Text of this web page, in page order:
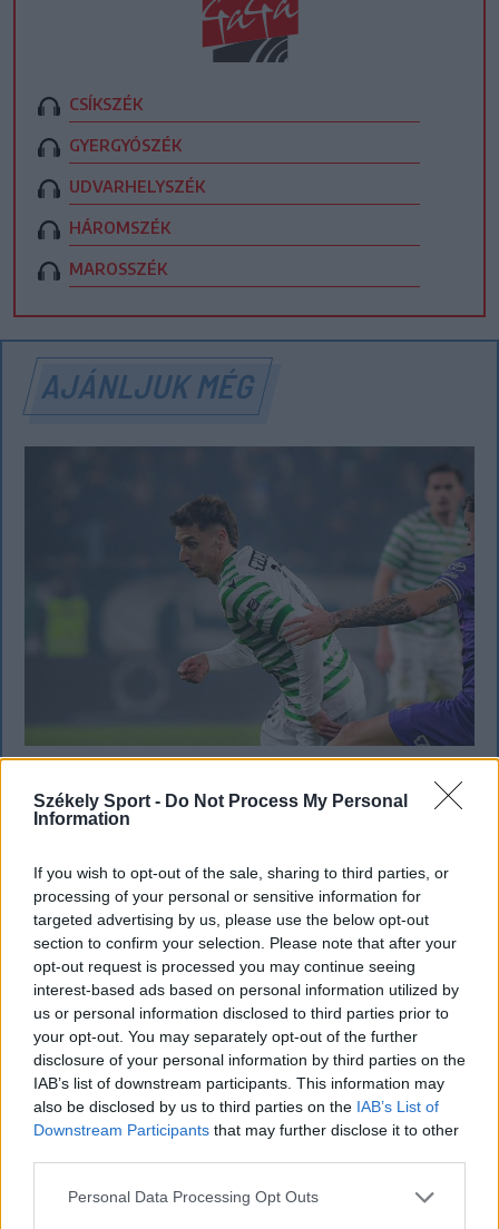
Székely Sport - Do Not Process My Personal
Information
If you wish to opt-out of the sale, sharing to third parties, or
processing of your personal or sensitive information for
targeted advertising by us, please use the below opt-out
section to confirm your selection. Please note that after your
opt-out request is processed you may continue seeing
interest-based ads based on personal information utilized by
us or personal information disclosed to third parties prior to
your opt-out. You may separately opt-out of the further
disclosure of your personal information by third parties on the
IAB’s list of downstream participants. This information may
also be disclosed by us to third parties on the IAB’s List of
Downstream Participants that may further disclose it to other
Personal Data Processing Opt Outs
CSÍKSZÉK
GYERGYÓSZÉK
UDVARHELYSZÉK
HÁROMSZÉK
MAROSSZÉK
AJÁNLJUK MÉG
Corbu góljától hangos a román és a
magyar sajtó, válogatott meghívót
Győztes gólt szerzett, a mérkőzés legjobbjának
választották, teljesítményével pedig a román
sportsajtó figyelmét is felkeltette Marius Corbu.
Több szaklap szerint a Székelyföld Labdarúgó
Akadémia neveltje már megérdemelné a román
válogatott meghívóját.